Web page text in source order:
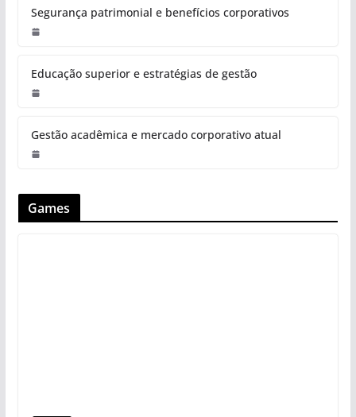
Segurança patrimonial e benefícios corporativos
Educação superior e estratégias de gestão
Gestão acadêmica e mercado corporativo atual
Games